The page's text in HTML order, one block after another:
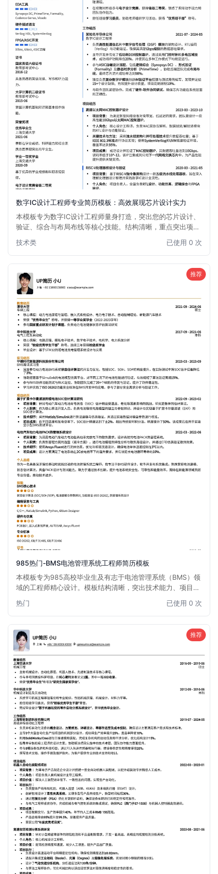
数字IC设计工程师专业简历模板：高效展现芯片设计实力
本模板专为数字IC设计工程师量身打造，突出您的芯片设计、
验证、综合与布局布线等核心技能。结构清晰，重点突出项目
仪的数字IC设计职位面试机会。
技术类 已使用 0 次
推荐
985热门-BMS电池管理系统工程师简历模板
本模板专为985高校毕业生及有志于电池管理系统（BMS）领
域的工程师精心设计。模板结构清晰，突出技术能力、项目经
发、测试、算法工程师。通过此模板，您能有效展示在电池建
模、充放电控制、故障诊断等方面的专业知识和实践成果，助
您在激烈的求职竞争中脱颖而出。
热门 已使用 0 次
推荐